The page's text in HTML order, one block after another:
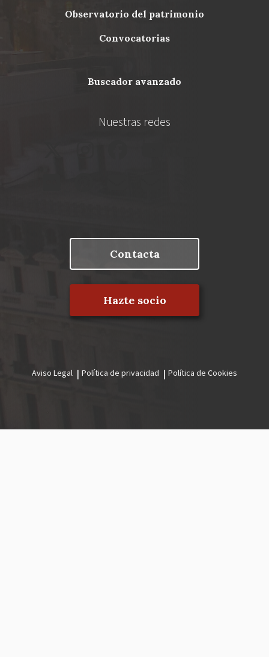
Menu observatorio del patrimonio
convocatorias
buscador avanzado
Nuestras redes
Contacta
Hazte socio
legal
Aviso Legal Política de privacidad Política de Cookies